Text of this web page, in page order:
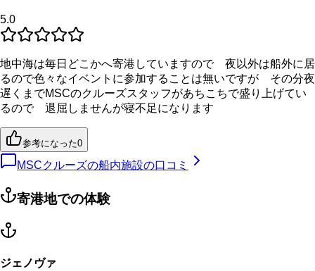
5.0
地中海は毎日どこかへ寄港していますので 夜以外は船外に居
るので色々なイベントに参加することは無いですが その分夜
遅くまでMSCのクルーズスタッフがあちこちで盛り上げてい
るので 退屈しませんが寝不足になります
参考になった0
MSCクルーズの船内施設の口コミ
寄港地での体験
ジェノヴァ